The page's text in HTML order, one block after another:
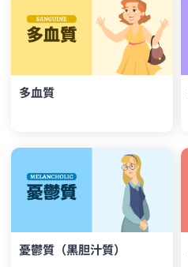
多血質
憂鬱質（黒胆汁質）